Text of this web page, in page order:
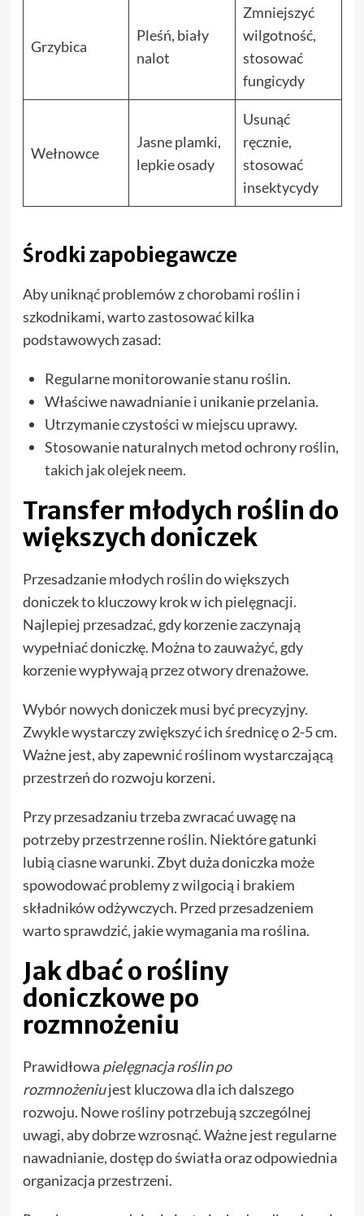
Grzybica
Pleśń, biały
nalot
Zmniejszyć
wilgotność,
stosować
fungicydy
Wełnowce
Jasne plamki,
lepkie osady
Usunąć
ręcznie,
stosować
insektycydy
Środki zapobiegawcze
Aby uniknąć problemów z chorobami roślin i
szkodnikami, warto zastosować kilka
podstawowych zasad:
Regularne monitorowanie stanu roślin.
Właściwe nawadnianie i unikanie przelania.
Utrzymanie czystości w miejscu uprawy.
Stosowanie naturalnych metod ochrony roślin,
takich jak olejek neem.
Transfer młodych roślin do
większych doniczek
Przesadzanie młodych roślin do większych
doniczek to kluczowy krok w ich pielęgnacji.
Najlepiej przesadzać, gdy korzenie zaczynają
wypełniać doniczkę. Można to zauważyć, gdy
korzenie wypływają przez otwory drenażowe.
Wybór nowych doniczek musi być precyzyjny.
Zwykle wystarczy zwiększyć ich średnicę o 2-5 cm.
Ważne jest, aby zapewnić roślinom wystarczającą
przestrzeń do rozwoju korzeni.
Przy przesadzaniu trzeba zwracać uwagę na
potrzeby przestrzenne roślin. Niektóre gatunki
lubią ciasne warunki. Zbyt duża doniczka może
spowodować problemy z wilgocią i brakiem
składników odżywczych. Przed przesadzeniem
warto sprawdzić, jakie wymagania ma roślina.
Jak dbać o rośliny
doniczkowe po
rozmnożeniu
Prawidłowa pielęgnacja roślin po
rozmnożeniujest kluczowa dla ich dalszego
rozwoju. Nowe rośliny potrzebują szczególnej
uwagi, aby dobrze wzrosnąć. Ważne jest regularne
nawadnianie, dostęp do światła oraz odpowiednia
organizacja przestrzeni.